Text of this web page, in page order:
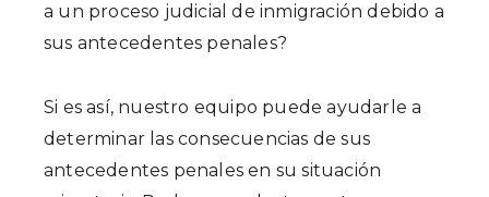
a un proceso judicial de inmigración debido a
sus antecedentes penales?
Si es así, nuestro equipo puede ayudarle a
determinar las consecuencias de sus
antecedentes penales en su situación